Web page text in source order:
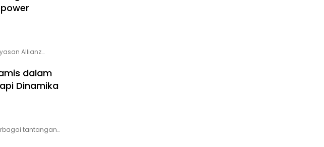
Allianz…
dalam
Dinamika
tantangan…